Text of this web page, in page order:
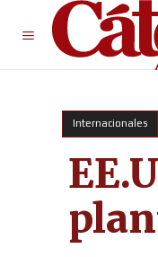
Internacionales